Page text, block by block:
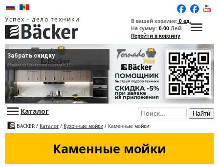
Успех - дело техники В вашей корзине: 0 ед.
На сумму: 0.00 Лей
Перейти в корзину
Забрать скидку
(Нажми на баннер или сканируй QR)
Каталог Найти
BACKER / Каталог / Кухонные мойки / Каменные мойки
Каменные мойки